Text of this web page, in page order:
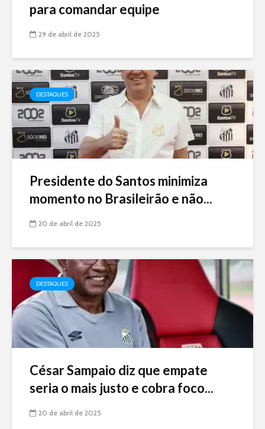
para comandar equipe
29 de abril de 2025
DESTAQUES
Presidente do Santos minimiza
momento no Brasileirão e não...
20 de abril de 2025
DESTAQUES
César Sampaio diz que empate
seria o mais justo e cobra foco...
20 de abril de 2025